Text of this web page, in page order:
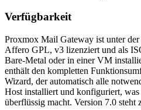
Verfügbarkeit
Proxmox Mail Gateway ist unter
Affero GPL, v3 lizenziert und als
Bare-Metal oder in einer VM
enthält den kompletten
Wizard, der automatisch alle
Host installiert und konfiguriert,
überflüssig macht. Version 7.0 steht